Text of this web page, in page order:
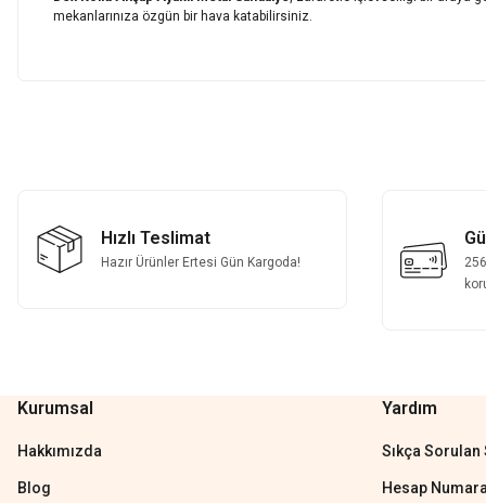
mekanlarınıza özgün bir hava katabilirsiniz.
Ürün bilgilerinde hatalar bulunuyor.
Ürün fiyatı diğer sitelerden daha pahalı.
H... A... | 31/07/2026
Hızlı Teslimat
Hazır Ürünler Ertesi Gün Kargoda!
Kurumsal
Hakkımızda
Blog
Yardım
Sıkça
Hesap